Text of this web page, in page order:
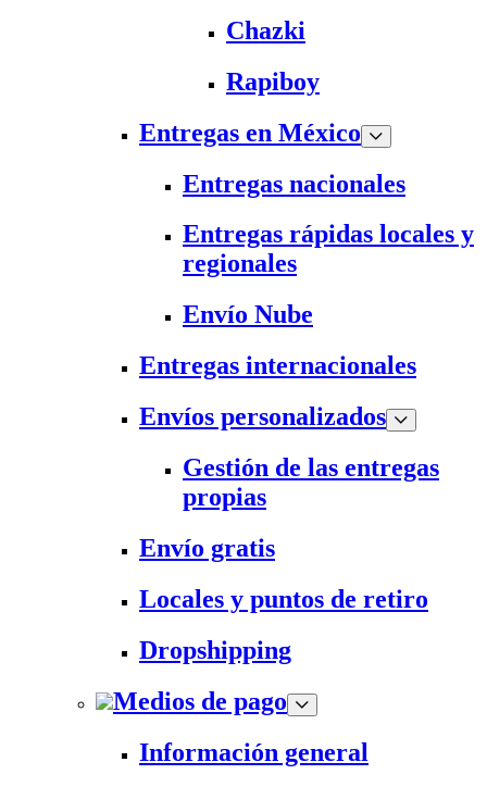
Chazki
Rapiboy
Entregas en México
Entregas nacionales
Entregas rápidas locales y
regionales
Envío Nube
Entregas internacionales
Envíos personalizados
Gestión de las entregas
propias
Envío gratis
Locales y puntos de retiro
Dropshipping
Medios de pago
Información general